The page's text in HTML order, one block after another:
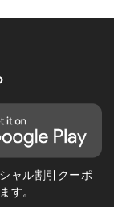
ャル割引クーポ
す。